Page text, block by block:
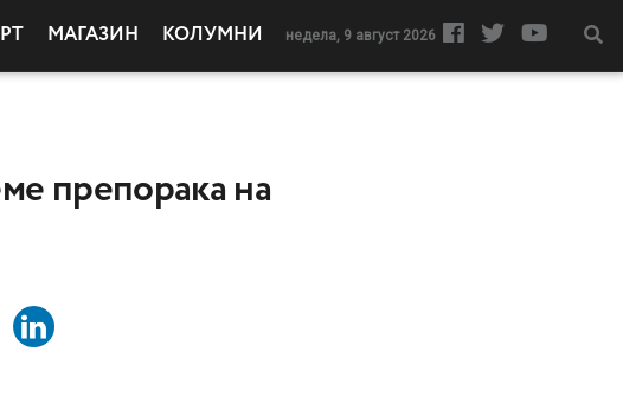
МАГАЗИН КОЛУМНИ недела, 9 август 2026
препорака на